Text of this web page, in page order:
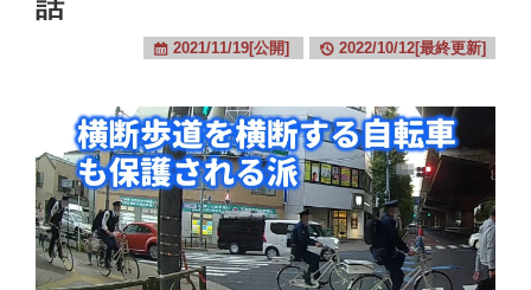
話
2021/11/19[公開] 2022/10/12[最終更新]